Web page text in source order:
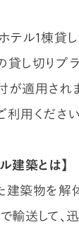
ホテル1棟貸
貸し切りプ
が適用され
利用ください
建築とは】
建築物を解
で輸送して